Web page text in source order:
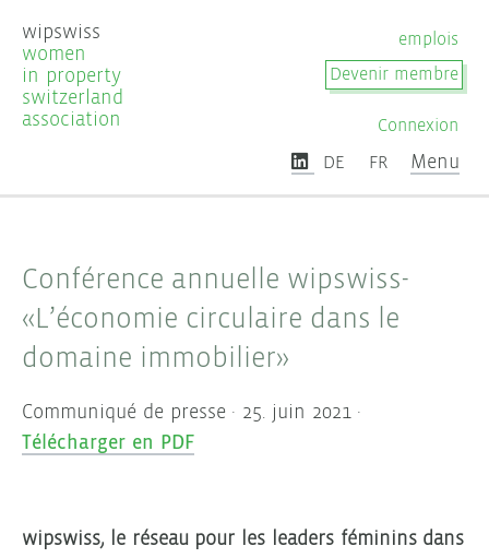
wipswiss
women
in property
switzerland
association
emplois
Devenir membre
Connexion
DE FR Menu
Conférence annuelle wipswiss-
«L’économie circulaire dans le
domaine immobilier»
Communiqué de presse · 25. juin 2021 ·
Télécharger en PDF
wipswiss,
le réseau pour les leaders féminins dans